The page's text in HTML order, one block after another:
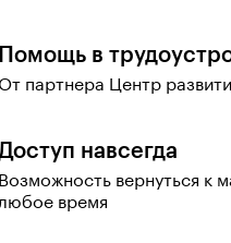
Помощь в
От партнера Центр
навсегда
Возможность вернуться к
любое время